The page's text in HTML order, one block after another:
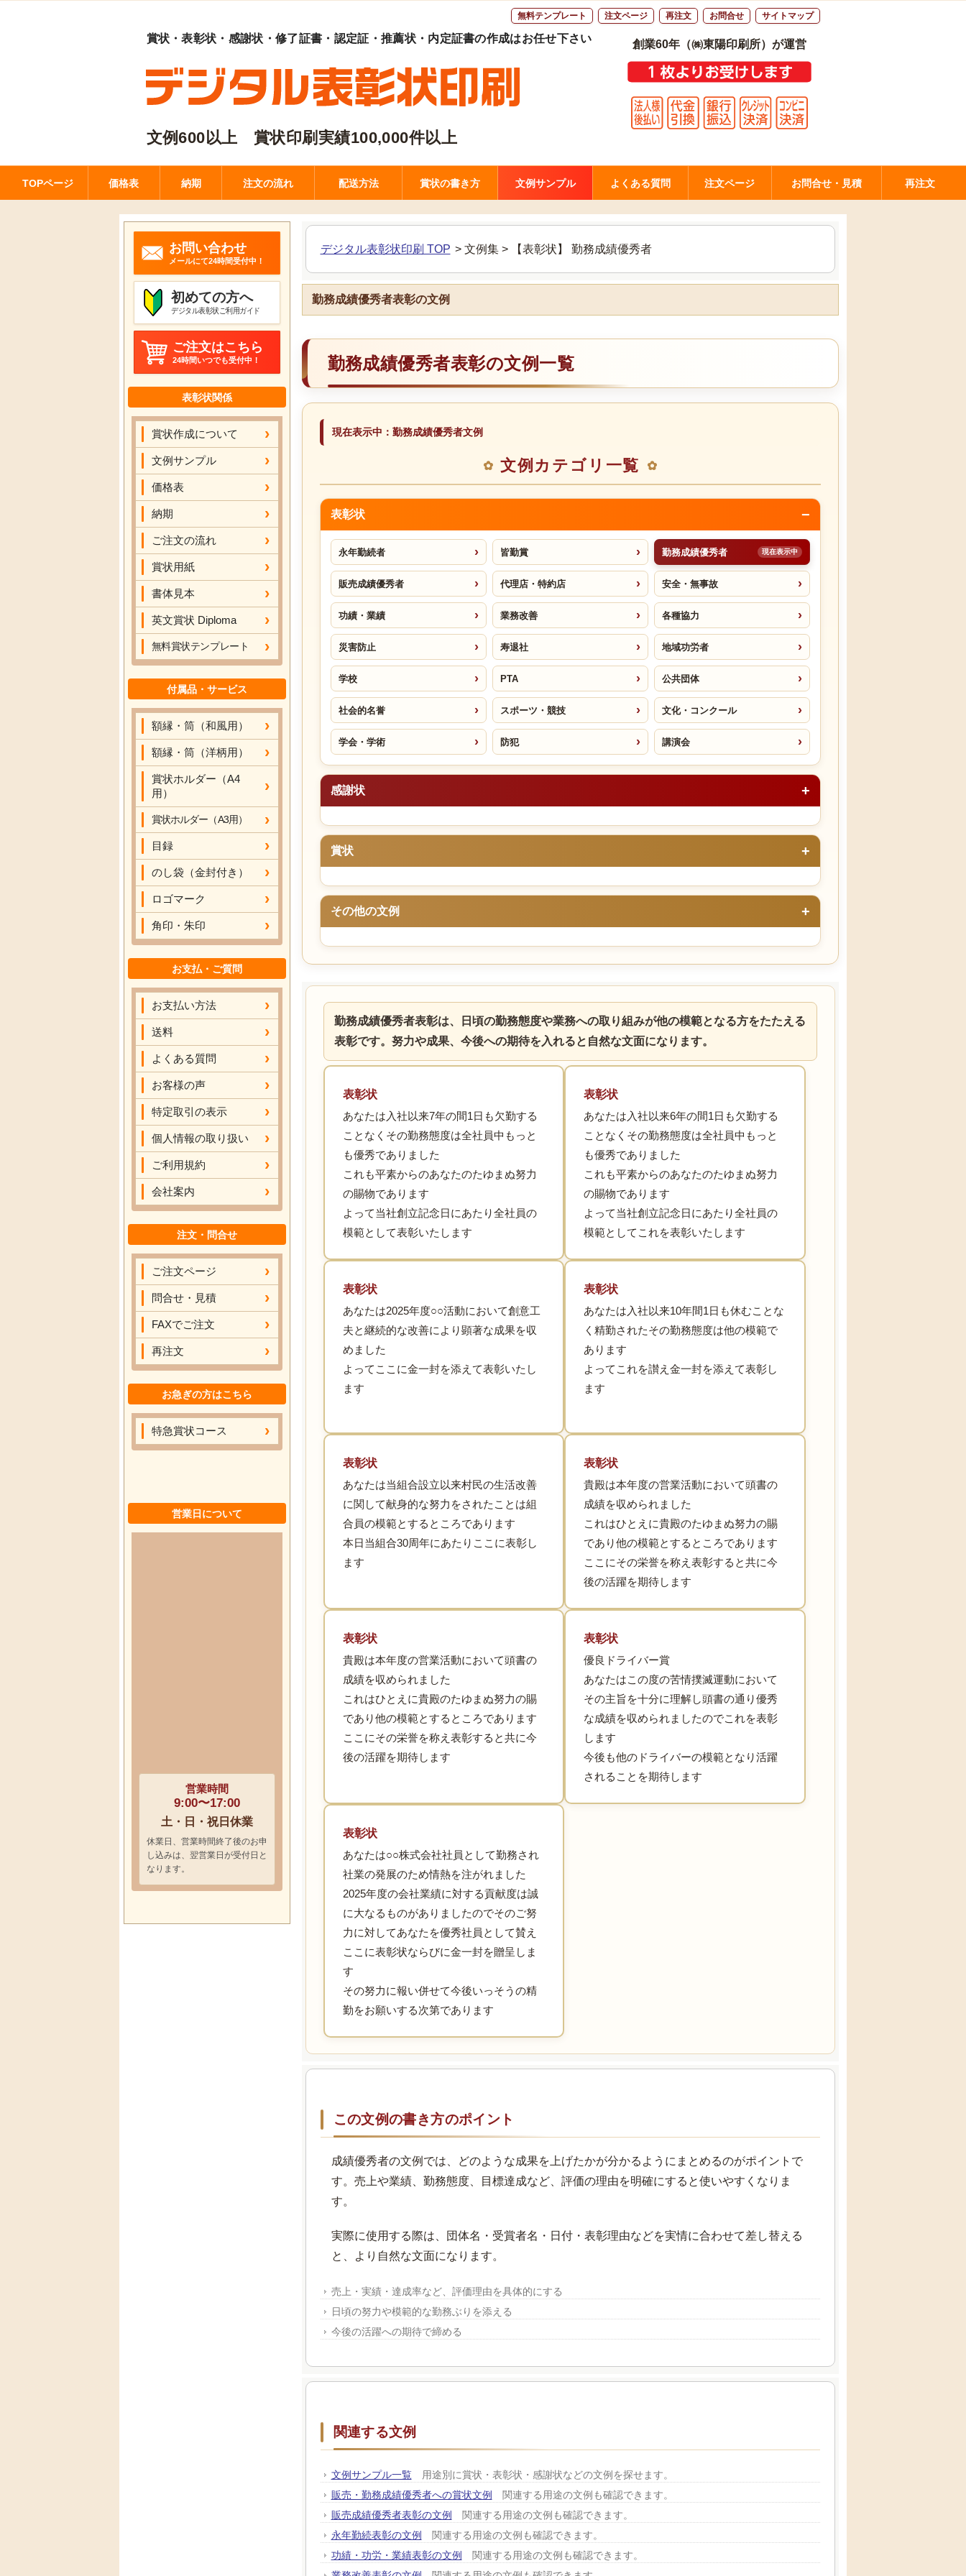
無料テンプレート 注文ページ 再注文 お問合せ サイトマップ
賞状・表彰状・感謝状・修了証書・認定証・推薦状・内定証書の作成はお任せ下さい
文例600以上 賞状印刷実績100,000件以上
創業60年（㈱東陽印刷所）が運営
TOPページ 価格表 納期 注文の流れ 配送方法 賞状の書き方 文例サンプル よくある質問 注文ページ お問合せ・見積 再注文
デジタル表彰状印刷 TOP > 文例集 > 【表彰状】 勤務成績優秀者
勤務成績優秀者表彰の文例
勤務成績優秀者表彰の文例一覧
現在表示中：勤務成績優秀者文例
文例カテゴリ一覧
表彰状
永年勤続者 皆勤賞 勤務成績優秀者
販売成績優秀者 代理店・特約店 安全・無事故
功績・業績 業務改善 各種協力
災害防止 寿退社 地域功労者
学校 PTA 公共団体
社会的名誉 スポーツ・競技 文化・コンクール
学会・学術 防犯 講演会
感謝状
賞状
その他の文例
勤務成績優秀者表彰は、日頃の勤務態度や業務への取り組みが他の模範となる方をたたえる
表彰です。努力や成果、今後への期待を入れると自然な文面になります。
表彰状
あなたは入社以来7年の間1日も欠勤する
ことなくその勤務態度は全社員中もっと
も優秀でありました
これも平素からのあなたのたゆまぬ努力
の賜物であります
よって当社創立記念日にあたり全社員の
模範として表彰いたします
表彰状
あなたは入社以来6年の間1日も欠勤する
ことなくその勤務態度は全社員中もっと
も優秀でありました
これも平素からのあなたのたゆまぬ努力
の賜物であります
よって当社創立記念日にあたり全社員の
模範としてこれを表彰いたします
表彰状
あなたは2025年度○○活動において創意工
夫と継続的な改善により顕著な成果を収
めました
よってここに金一封を添えて表彰いたし
ます
表彰状
あなたは入社以来10年間1日も休むことな
く精勤されたその勤務態度は他の模範で
あります
よってこれを讃え金一封を添えて表彰し
ます
表彰状
あなたは当組合設立以来村民の生活改善
に関して献身的な努力をされたことは組
合員の模範とするところであります
本日当組合30周年にあたりここに表彰し
ます
表彰状
貴殿は本年度の営業活動において頭書の
成績を収められました
これはひとえに貴殿のたゆまぬ努力の賜
であり他の模範とするところであります
ここにその栄誉を称え表彰すると共に今
後の活躍を期待します
表彰状
貴殿は本年度の営業活動において頭書の
成績を収められました
これはひとえに貴殿のたゆまぬ努力の賜
であり他の模範とするところであります
ここにその栄誉を称え表彰すると共に今
後の活躍を期待します
表彰状
優良ドライバー賞
あなたはこの度の苦情撲滅運動において
その主旨を十分に理解し頭書の通り優秀
な成績を収められましたのでこれを表彰
します
今後も他のドライバーの模範となり活躍
されることを期待します
表彰状
あなたは○○株式会社社員として勤務され
社業の発展のため情熱を注がれました
2025年度の会社業績に対する貢献度は誠
に大なるものがありましたのでそのご努
力に対してあなたを優秀社員として賛え
ここに表彰状ならびに金一封を贈呈しま
す
その努力に報い併せて今後いっそうの精
勤をお願いする次第であります
この文例の書き方のポイント
成績優秀者の文例では、どのような成果を上げたかが分かるようにまとめるのがポイントで
す。売上や業績、勤務態度、目標達成など、評価の理由を明確にすると使いやすくなりま
す。
実際に使用する際は、団体名・受賞者名・日付・表彰理由などを実情に合わせて差し替える
と、より自然な文面になります。
売上・実績・達成率など、評価理由を具体的にする
日頃の努力や模範的な勤務ぶりを添える
今後の活躍への期待で締める
関連する文例
文例サンプル一覧用途別に賞状・表彰状・感謝状などの文例を探せます。
販売・勤務成績優秀者への賞状文例
関連する用途の文例も確認できます。
販売成績優秀者表彰の文例
関連する用途の文例も確認できます。
永年勤続表彰の文例
関連する用途の文例も確認できます。
功績・功労・業績表彰の文例
関連する用途の文例も確認できます。
お問い合わせ
メールにて24時間受付中！
初めての方へ
デジタル表彰状ご利用ガイド
ご注文はこちら
24時間いつでも受付中！
表彰状関係
賞状作成について
文例サンプル
価格表
納期
ご注文の流れ
賞状用紙
書体見本
英文賞状 Diploma
無料賞状テンプレート
付属品・サービス
額縁・筒（和風用）
額縁・筒（洋柄用）
賞状ホルダー（A4
用）
賞状ホルダー（A3用）
目録
のし袋（金封付き）
ロゴマーク
角印・朱印
お支払・ご質問
お支払い方法
送料
よくある質問
お客様の声
特定取引の表示
個人情報の取り扱い
ご利用規約
会社案内
注文・問合せ
ご注文ページ
問合せ・見積
FAXでご注文
再注文
お急ぎの方はこちら
特急賞状コース
営業日について
営業時間
9:00〜17:00
土・日・祝日休業
休業日、営業時間終了後のお申
し込みは、翌営業日が受付日と
なります。